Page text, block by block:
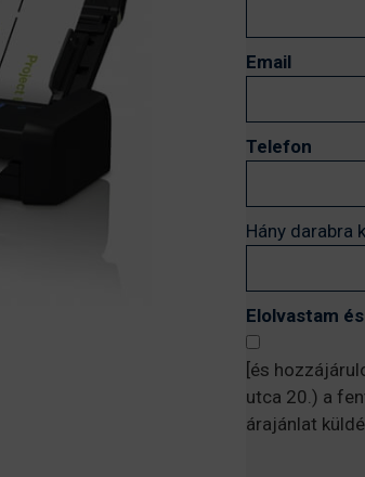
Email
Telefon
Hány darabra
Elolvastam
[és
utca 20.) a
árajánlat